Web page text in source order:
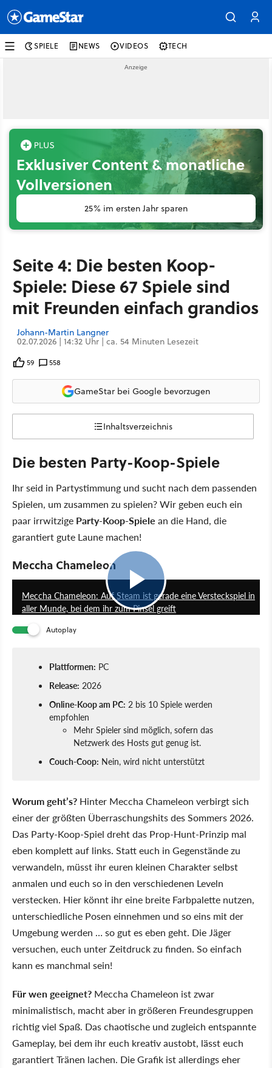
SPIELE NEWS VIDEOS TECH
Exklusiver Content & monatliche
Vollversionen
25% im ersten Jahr sparen
Seite 4: Die besten Koop-
Spiele: Diese 67 Spiele sind
mit Freunden einfach grandios
Johann-Martin Langner
02.07.2026 | 14:32 Uhr | ca. 54 Minuten Lesezeit
59 558
GameStar bei Google bevorzugen
Inhaltsverzeichnis
Die besten Party-Koop-Spiele
Ihr seid in Partystimmung und sucht nach dem passenden
Spielen, um zusammen zu spielen? Wir geben euch ein
paar irrwitzige Party-Koop-Spiele an die Hand, die
garantiert gute Laune machen!
Meccha Chameleon
Meccha Chameleon: Auf Steam ist gerade eine Versteckspiel in
aller Munde, bei dem ihr zum Pinsel greift
Autoplay
Plattformen: PC
Release: 2026
Online-Koop am PC: 2 bis 10 Spiele werden
empfohlen
Mehr Spieler sind möglich, sofern das
Netzwerk des Hosts gut genug ist.
Couch-Coop: Nein, wird nicht unterstützt
Worum geht’s? Hinter Meccha Chameleon verbirgt sich
einer der größten Überraschungshits des Sommers 2026.
Das Party-Koop-Spiel dreht das Prop-Hunt-Prinzip mal
eben komplett auf links. Statt euch in Gegenstände zu
verwandeln, müsst ihr euren kleinen Charakter selbst
anmalen und euch so in den verschiedenen Leveln
verstecken. Hier könnt ihr eine breite Farbpalette nutzen,
unterschiedliche Posen einnehmen und so eins mit der
Umgebung werden … so gut es eben geht. Die Jäger
versuchen, euch unter Zeitdruck zu finden. So einfach
kann es manchmal sein!
Für wen geeignet? Meccha Chameleon ist zwar
minimalistisch, macht aber in größeren Freundesgruppen
richtig viel Spaß. Das chaotische und zugleich entspannte
Gameplay, bei dem ihr euch kreativ austobt, lässt euch
garantiert Tränen lachen. Die Grafik ist allerdings eher